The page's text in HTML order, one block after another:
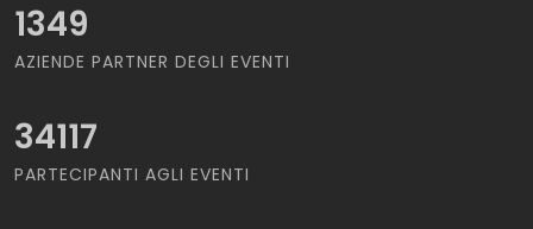
1349
AZIENDE PARTNER DEGLI EVENTI
34117
PARTECIPANTI AGLI EVENTI